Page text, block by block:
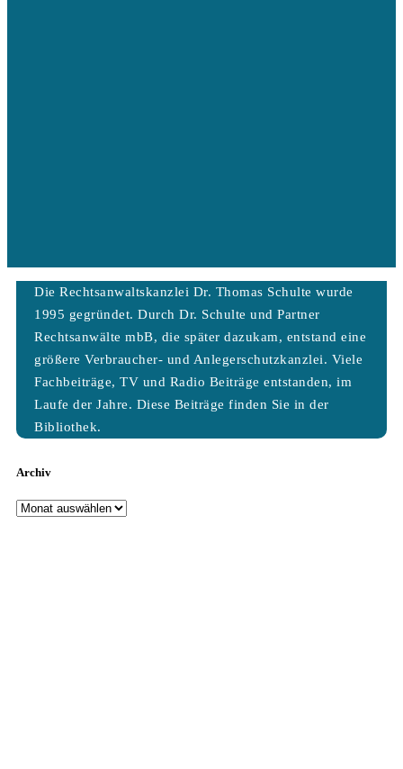
Die Rechtsanwaltskanzlei Dr. Thomas Schulte wurde
1995 gegründet. Durch Dr. Schulte und Partner
Rechtsanwälte mbB, die später dazukam, entstand eine
größere Verbraucher- und Anlegerschutzkanzlei. Viele
Fachbeiträge, TV und Radio Beiträge entstanden, im
Laufe der Jahre. Diese Beiträge finden Sie in der
Bibliothek.
Archiv
Archiv